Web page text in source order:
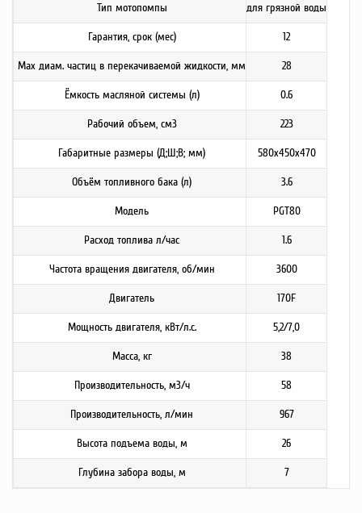
Тип мотопомпы для грязной воды
Гарантия, срок (мес) 12
Max диам. частиц в перекачиваемой жидкости, мм 28
Ёмкость масляной системы (л) 0.6
Рабочий объем, см3 223
Габаритные размеры (Д;Ш;В; мм) 580x450x470
Объём топливного бака (л) 3.6
Модель PGT80
Расход топлива л/час 1.6
Частота вращения двигателя, об/мин 3600
Двигатель 170F
Мощность двигателя, кВт/л.с. 5,2/7,0
Масса, кг 38
Производительность, м3/ч 58
Производительность, л/мин 967
Высота подъема воды, м 26
Глубина забора воды, м 7